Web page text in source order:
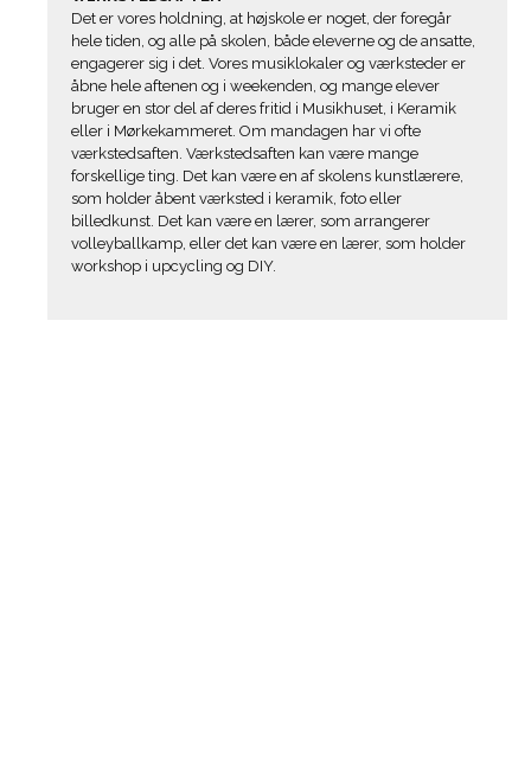
Det er vores holdning, at højskole er noget, der foregår
hele tiden, og alle på skolen, både eleverne og de ansatte,
engagerer sig i det. Vores musiklokaler og værksteder er
åbne hele aftenen og i weekenden, og mange elever
bruger en stor del af deres fritid i Musikhuset, i Keramik
eller i Mørkekammeret. Om mandagen har vi ofte
værkstedsaften. Værkstedsaften kan være mange
forskellige ting. Det kan være en af skolens kunstlærere,
som holder åbent værksted i keramik, foto eller
billedkunst. Det kan være en lærer, som arrangerer
volleyballkamp, eller det kan være en lærer, som holder
workshop i upcycling og DIY.